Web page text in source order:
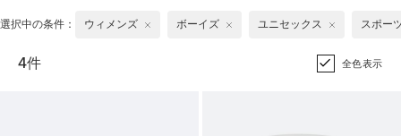
選択中の条件： ウィメンズ ボーイズ ユニセックス スポー
4件 全色表示